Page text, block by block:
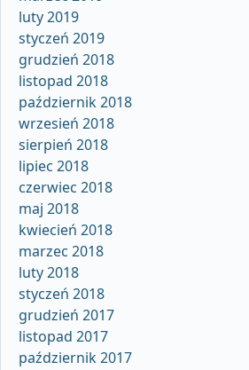
luty 2019
styczeń 2019
grudzień 2018
listopad 2018
październik 2018
wrzesień 2018
sierpień 2018
lipiec 2018
czerwiec 2018
maj 2018
kwiecień 2018
marzec 2018
luty 2018
styczeń 2018
grudzień 2017
listopad 2017
październik 2017